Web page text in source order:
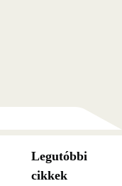
Legutóbbi
cikkek